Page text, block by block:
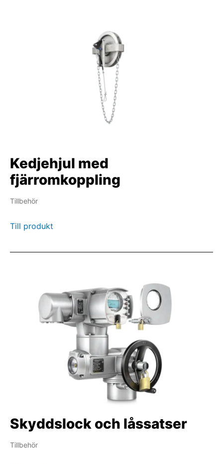
Kedjehjul med
fjärromkoppling
Tillbehör
Till produkt
Skyddslock och låssatser
Tillbehör